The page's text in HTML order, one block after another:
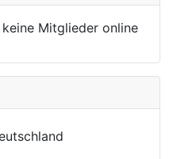
Mitglieder online